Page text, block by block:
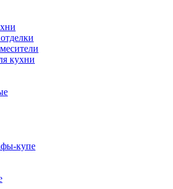
кухни
купе